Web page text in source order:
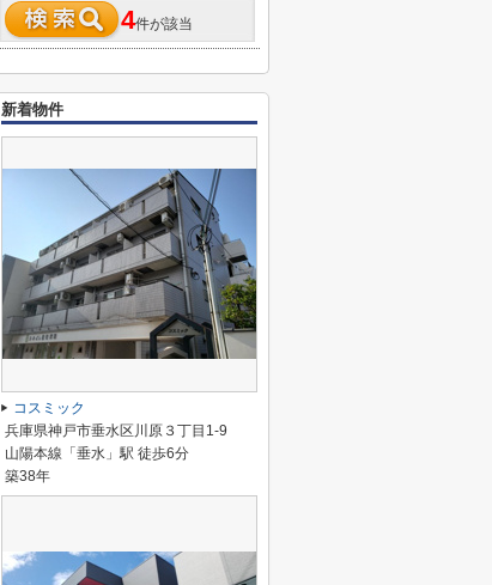
4件が該当
新着物件
コスミック
兵庫県神戸市垂水区川原３丁目1-9
山陽本線「垂水」駅 徒歩6分
築38年